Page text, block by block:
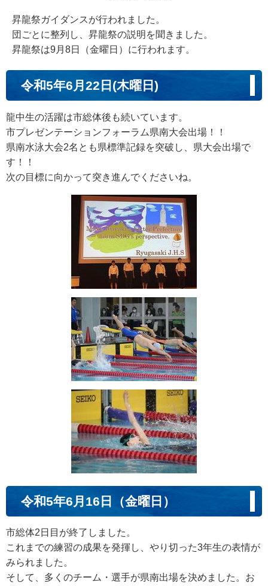
昇龍祭ガイダンスが行われました。
団ごとに整列し、昇龍祭の説明を聞きました。
昇龍祭は9月8日（金曜日）に行われます。
令和5年6月22日(木曜日)
龍中生の活躍は市総体後も続いています。
市プレゼンテーションフォーラム県南大会出場！！
県南水泳大会2名とも県標準記録を突破し、県大会出場で
す！！
次の目標に向かって突き進んでくださいね。
令和5年6月16日（金曜日）
市総体2日目が終了しました。
これまでの練習の成果を発揮し、やり切った3年生の表情が
みられました。
そして、多くのチーム・選手が県南出場を決めました。お